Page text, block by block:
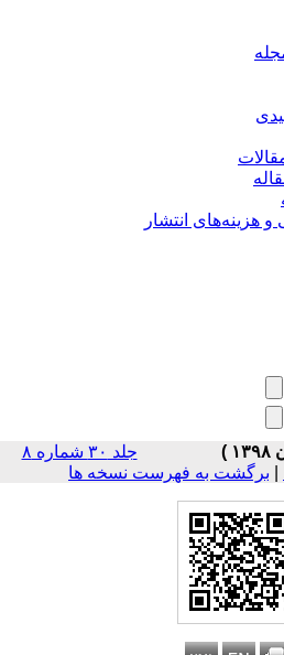
انتشار
جلد ۳۰ شماره ۸
برگشت به فهرست نسخه ها